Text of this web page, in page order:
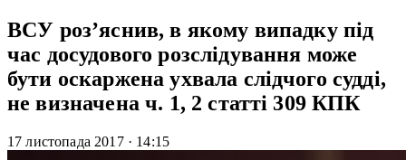
ВСУ роз’яснив, в якому випадку під
час досудового розслідування може
бути оскаржена ухвала слідчого судді,
не визначена ч. 1, 2 статті 309 КПК
17 листопада 2017 · 14:15